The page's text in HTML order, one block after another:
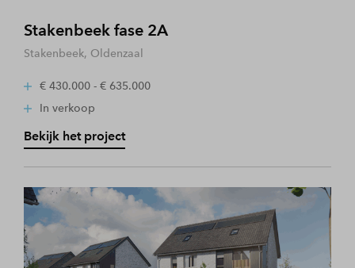
Stakenbeek fase 2A
Stakenbeek, Oldenzaal
€ 430.000 - € 635.000
In verkoop
Bekijk het project